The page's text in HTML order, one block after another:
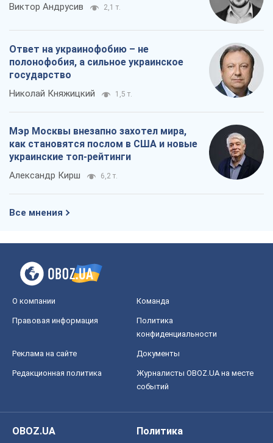
Виктор Андрусив 2,1 т.
Ответ на украинофобию – не
полонофобия, а сильное украинское
государство
Николай Княжицкий 1,5 т.
Мэр Москвы внезапно захотел мира,
как становятся послом в США и новые
украинские топ-рейтинги
Александр Кирш 6,2 т.
Все мнения
О компании Команда
Правовая информация
Политика
конфиденциальности
Реклама на сайте Документы
Редакционная политика
Журналисты OBOZ.UA на месте
событий
OBOZ.UA
Политика